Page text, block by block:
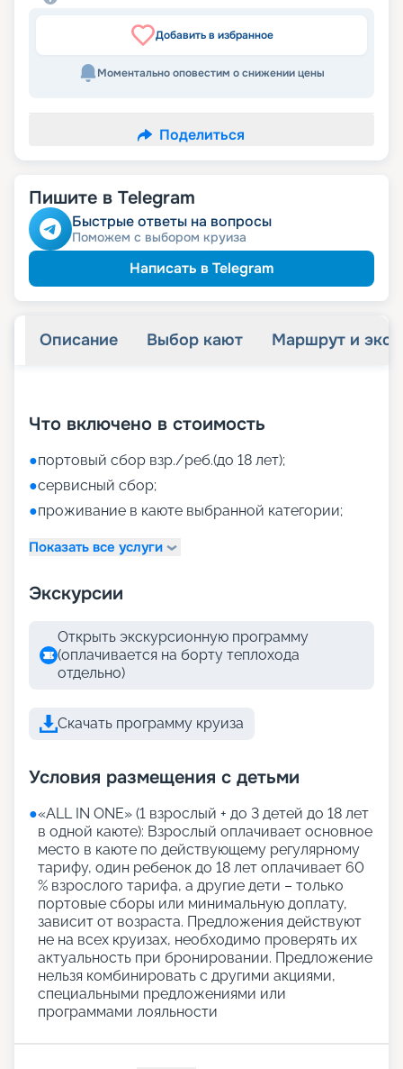
Добавить в избранное
Моментально оповестим о снижении цены
Поделиться
Пишите в Telegram
Быстрые ответы на вопросы
Поможем с выбором круиза
Написать в Telegram
Описание Выбор кают Маршрут и
Что включено в стоимость
●портовый сбор взр./реб.(до 18 лет);
●сервисный сбор;
●проживание в каюте выбранной категории;
Показать все услуги
Экскурсии
Открыть экскурсионную программу
(оплачивается на борту теплохода
отдельно)
Скачать программу круиза
Условия размещения с детьми
●«АLL IN ONE» (1 взрослый + до 3 детей до 18 лет
в одной каюте): Взрослый оплачивает основное
место в каюте по действующему регулярному
тарифу, один ребенок до 18 лет оплачивает 60
% взрослого тарифа, а другие дети – только
портовые сборы или минимальную доплату,
зависит от возраста. Предложения действуют
не на всех круизах, необходимо проверять их
актуальность при бронировании. Предложение
нельзя комбинировать с другими акциями,
специальными предложениями или
программами лояльности